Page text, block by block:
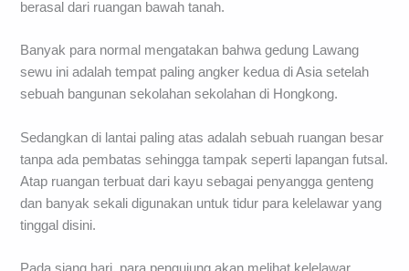
berasal dari ruangan bawah tanah.
Banyak para normal mengatakan bahwa gedung Lawang
sewu ini adalah tempat paling angker kedua di Asia setelah
sebuah bangunan sekolahan sekolahan di Hongkong.
Sedangkan di lantai paling atas adalah sebuah ruangan besar
tanpa ada pembatas sehingga tampak seperti lapangan futsal.
Atap ruangan terbuat dari kayu sebagai penyangga genteng
dan banyak sekali digunakan untuk tidur para kelelawar yang
tinggal disini.